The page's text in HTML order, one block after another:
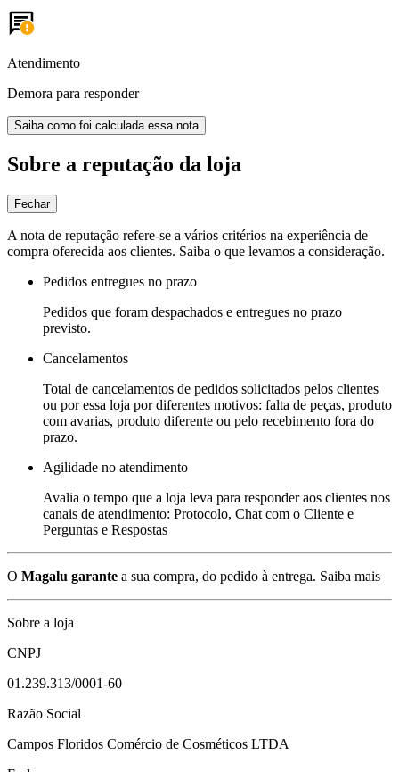
Atendimento
Demora para responder
Saiba como foi calculada essa nota
Sobre a reputação da loja
Fechar
A nota de reputação refere-se a vários critérios na experiência de
compra oferecida aos clientes. Saiba o que levamos a consideração.
Pedidos entregues no prazo
Pedidos que foram despachados e entregues no prazo
previsto.
Cancelamentos
Total de cancelamentos de pedidos solicitados pelos clientes
ou por essa loja por diferentes motivos: falta de peças, produto
com avarias, produto diferente ou pelo recebimento fora do
prazo.
Agilidade no atendimento
Avalia o tempo que a loja leva para responder aos clientes nos
canais de atendimento: Protocolo, Chat com o Cliente e
Perguntas e Respostas
O Magalu garante a sua compra, do pedido à entrega. Saiba mais
Sobre a loja
CNPJ
01.239.313/0001-60
Razão Social
Campos Floridos Comércio de Cosméticos LTDA